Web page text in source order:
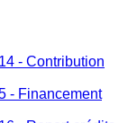
- Contribution
- Financement